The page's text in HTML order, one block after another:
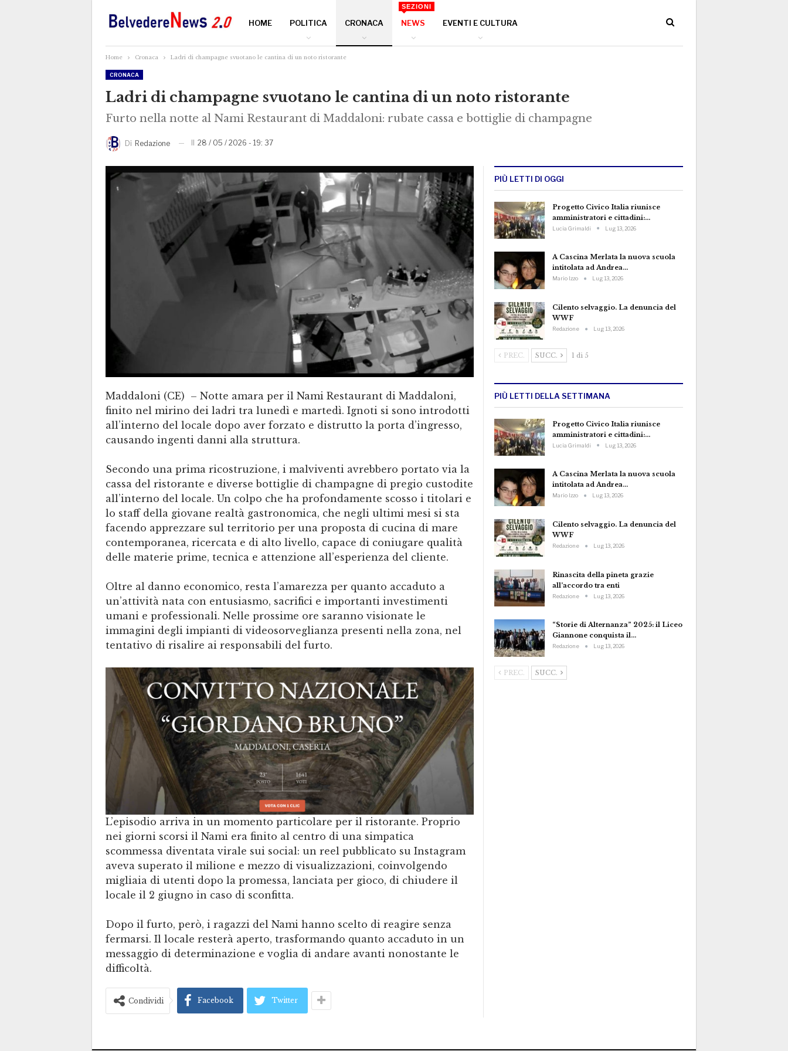
HOME POLITICA CRONACA NEWS
SEZIONI
EVENTI E CULTURA
Home Cronaca Ladri di champagne svuotano le cantina di un noto ristorante
CRONACA
Ladri di champagne svuotano le cantina di un noto ristorante
Furto nella notte al Nami Restaurant di Maddaloni: rubate cassa e bottiglie di champagne
Di Redazione 28 / 05 / 2026 - 19: 37
Maddaloni (CE) – Notte amara per il Nami Restaurant di Maddaloni,
finito nel mirino dei ladri tra lunedì e martedì. Ignoti si sono introdotti
all’interno del locale dopo aver forzato e distrutto la porta d’ingresso,
causando ingenti danni alla struttura.
Secondo una prima ricostruzione, i malviventi avrebbero portato via la
cassa del ristorante e diverse bottiglie di champagne di pregio custodite
all’interno del locale. Un colpo che ha profondamente scosso i titolari e
lo staff della giovane realtà gastronomica, che negli ultimi mesi si sta
facendo apprezzare sul territorio per una proposta di cucina di mare
contemporanea, ricercata e di alto livello, capace di coniugare qualità
delle materie prime, tecnica e attenzione all’esperienza del cliente.
Oltre al danno economico, resta l’amarezza per quanto accaduto a
un’attività nata con entusiasmo, sacrifici e importanti investimenti
umani e professionali. Nelle prossime ore saranno visionate le
immagini degli impianti di videosorveglianza presenti nella zona, nel
tentativo di risalire ai responsabili del furto.
L’episodio arriva in un momento particolare per il ristorante. Proprio
nei giorni scorsi il Nami era finito al centro di una simpatica
scommessa diventata virale sui social: un reel pubblicato su Instagram
aveva superato il milione e mezzo di visualizzazioni, coinvolgendo
migliaia di utenti dopo la promessa, lanciata per gioco, di chiudere il
locale il 2 giugno in caso di sconfitta.
Dopo il furto, però, i ragazzi del Nami hanno scelto di reagire senza
fermarsi. Il locale resterà aperto, trasformando quanto accaduto in un
messaggio di determinazione e voglia di andare avanti nonostante le
difficoltà.
Condividi Facebook Twitter
PIÙ LETTI DI OGGI
Progetto Civico Italia riunisce
amministratori e cittadini:…
Lucia Grimaldi Lug 13, 2026
A Cascina Merlata la nuova scuola
intitolata ad Andrea…
Mario Izzo Lug 13, 2026
Cilento selvaggio. La denuncia del
WWF
Redazione Lug 13, 2026
PREC. SUCC. 1 di 5
PIÙ LETTI DELLA SETTIMANA
Progetto Civico Italia riunisce
amministratori e cittadini:…
Lucia Grimaldi Lug 13, 2026
A Cascina Merlata la nuova scuola
intitolata ad Andrea…
Mario Izzo Lug 13, 2026
Cilento selvaggio. La denuncia del
WWF
Redazione Lug 13, 2026
Rinascita della pineta grazie
all’accordo tra enti
Redazione Lug 13, 2026
“Storie di Alternanza” 2025: il Liceo
Giannone conquista il…
Redazione Lug 13, 2026
PREC. SUCC.